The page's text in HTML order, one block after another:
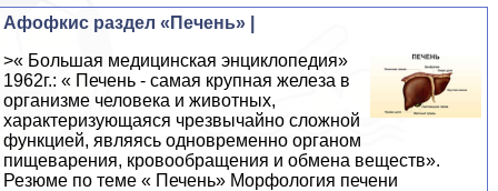
Афофкис раздел «Печень» |
>« Большая медицинская энциклопедия»
1962г.: « Печень - самая крупная железа в
организме человека и животных,
характеризующаяся чрезвычайно сложной
функцией, являясь одновременно органом
пищеварения, кровообращения и обмена веществ».
Резюме по теме « Печень» Морфология печени